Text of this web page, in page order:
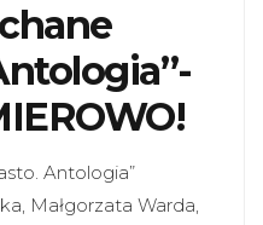
Antologia”
Małgorzata Warda,